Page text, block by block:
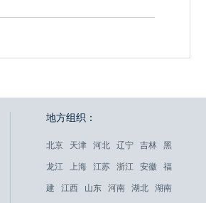
地方组织：
北京 天津 河北 辽宁 吉林 黑
龙江 上海 江苏 浙江 安徽 福
建 江西 山东 河南 湖北 湖南